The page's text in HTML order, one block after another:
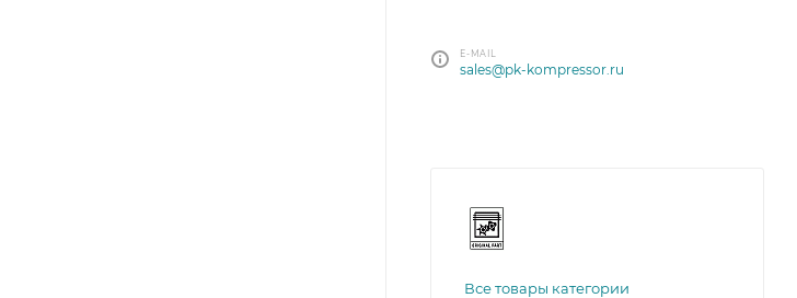
E-MAIL
sales@pk-kompressor.ru
Все товары категории